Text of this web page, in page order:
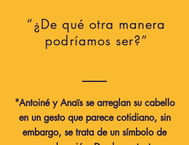
“¿De qué otra manera
podríamos ser?”
"Antoiné y Anaïs se arreglan su cabello
en un gesto que parece cotidiano, sin
embargo, se trata de un símbolo de